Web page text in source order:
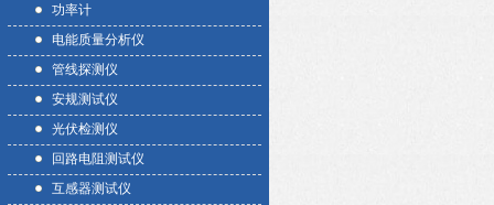
功率计
电能质量分析仪
管线探测仪
安规测试仪
光伏检测仪
回路电阻测试仪
互感器测试仪